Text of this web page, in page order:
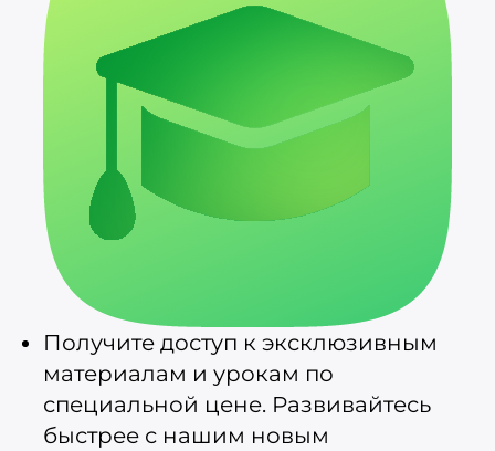
Получите доступ к эксклюзивным
материалам и урокам по
специальной цене. Развивайтесь
быстрее с нашим новым